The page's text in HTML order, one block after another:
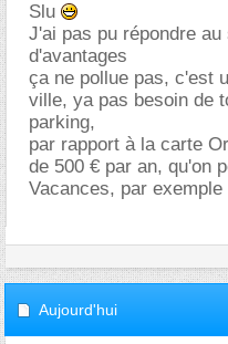
Slu
J'ai pas pu répondre
d'avantages
ça ne pollue pas, c'est
ville, ya pas besoin de
parking,
par rapport à la carte
de 500 € par an, qu'on
Vacances, par exemple
Aujourd'hui